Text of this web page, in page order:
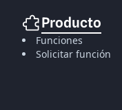
en Twitteren Discord
Producto
Funciones
Solicitar función